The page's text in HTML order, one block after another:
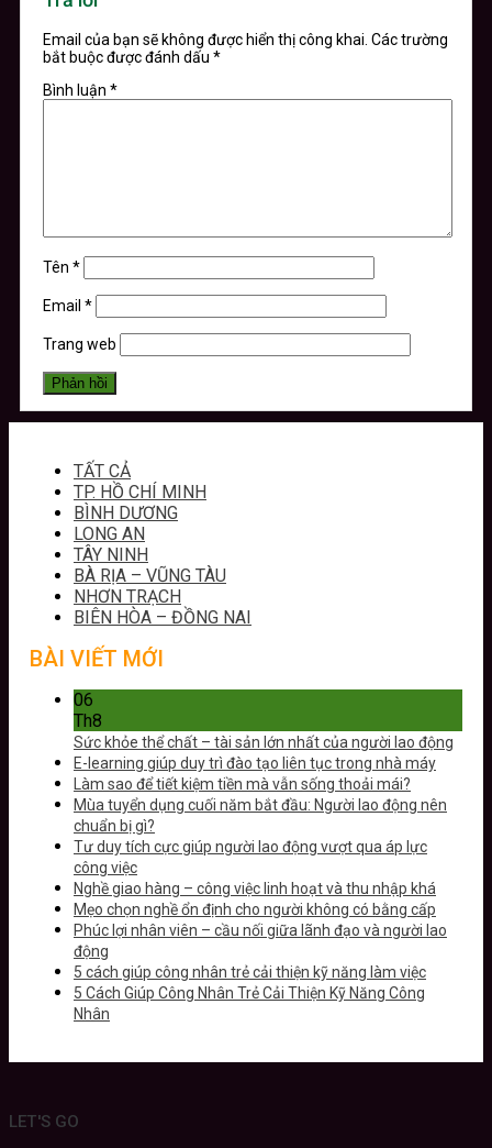
Email của bạn sẽ không được hiển thị công khai. Các trường
bắt buộc được đánh dấu *
Bình luận *
Tên *
Email *
Trang web
TẤT CẢ
TP. HỒ CHÍ MINH
BÌNH DƯƠNG
LONG AN
TÂY NINH
BÀ RỊA – VŨNG TÀU
NHƠN TRẠCH
BIÊN HÒA – ĐỒNG NAI
BÀI VIẾT MỚI
06
Th8
Sức khỏe thể chất – tài sản lớn nhất của người lao động
E-learning giúp duy trì đào tạo liên tục trong nhà máy
Làm sao để tiết kiệm tiền mà vẫn sống thoải mái?
Mùa tuyển dụng cuối năm bắt đầu: Người lao động nên
chuẩn bị gì?
Tư duy tích cực giúp người lao động vượt qua áp lực
công việc
Nghề giao hàng – công việc linh hoạt và thu nhập khá
Mẹo chọn nghề ổn định cho người không có bằng cấp
Phúc lợi nhân viên – cầu nối giữa lãnh đạo và người lao
động
5 cách giúp công nhân trẻ cải thiện kỹ năng làm việc
5 Cách Giúp Công Nhân Trẻ Cải Thiện Kỹ Năng Công
Nhân
LET'S GO